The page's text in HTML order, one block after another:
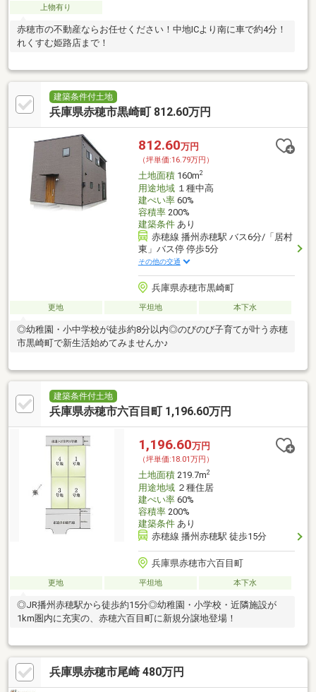
上物有り
赤穂市の不動産ならお任せください！中地ICより南に車で約4分！
れくすむ姫路店まで！
建築条件付土地
兵庫県赤穂市黒崎町 812.60万円
812.60万円
（坪単価:16.79万円）
土地面積160m2
用途地域１種中高
建ぺい率60%
容積率200%
建築条件あり
赤穂線 播州赤穂駅 バス6分/「居村
東」バス停 停歩5分
その他の交通
兵庫県赤穂市黒崎町
更地 平坦地 本下水
◎幼稚園・小中学校が徒歩約8分以内◎のびのび子育てが叶う赤穂
市黒崎町で新生活始めてみませんか♪
建築条件付土地
兵庫県赤穂市六百目町 1,196.60万円
1,196.60万円
（坪単価:18.01万円）
土地面積219.7m2
用途地域２種住居
建ぺい率60%
容積率200%
建築条件あり
赤穂線 播州赤穂駅 徒歩15分
兵庫県赤穂市六百目町
更地 平坦地 本下水
◎JR播州赤穂駅から徒歩約15分◎幼稚園・小学校・近隣施設が
1km圏内に充実の、赤穂六百目町に新規分譲地登場！
兵庫県赤穂市尾崎 480万円